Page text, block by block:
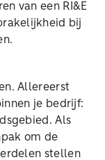
van een RI&E
bij
Allereerst
je bedrijf:
Als
om de
stellen